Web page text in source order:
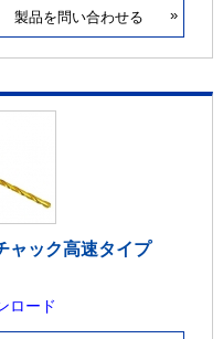
製品を問い合わせる »
ャック高速タイプ
ロード